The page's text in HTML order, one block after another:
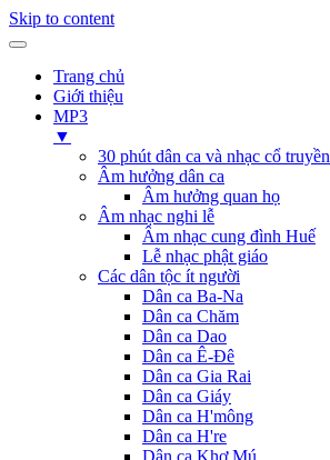
Skip to content
Trang chủ
Giới thiệu
MP3
▼
30 phút dân ca và nhạc cổ truyền
Âm hưởng dân ca
Âm hưởng quan họ
Âm nhạc nghi lễ
Âm nhạc cung đình Huế
Lễ nhạc phật giáo
Các dân tộc ít người
Dân ca Ba-Na
Dân ca Chăm
Dân ca Dao
Dân ca Ê-Đê
Dân ca Gia Rai
Dân ca Giáy
Dân ca H'mông
Dân ca H're
Dân ca Khơ Mú